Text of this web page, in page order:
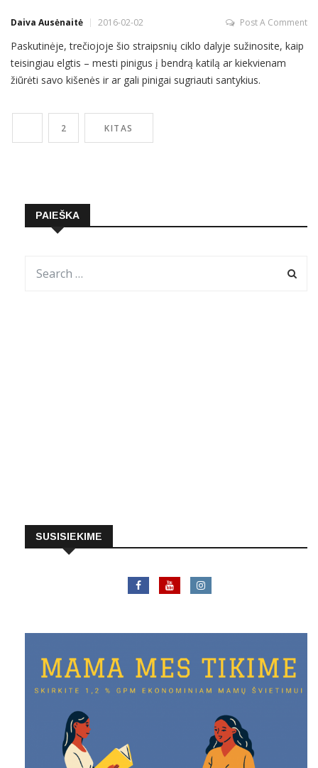
Daiva Ausėnaitė 2016-02-02 Post A Comment
Paskutinėje, trečiojoje šio straipsnių ciklo dalyje sužinosite, kaip
teisingiau elgtis – mesti pinigus į bendrą katilą ar kiekvienam
žiūrėti savo kišenės ir ar gali pinigai sugriauti santykius.
Šapurovą. Daiva Ausėnaitė: Poros savo finansus tvarko
skirtingai. Vienose šeimose vyras viską atiduoda moteriai,
2 KITAS
PAIEŠKA
SUSISIEKIME